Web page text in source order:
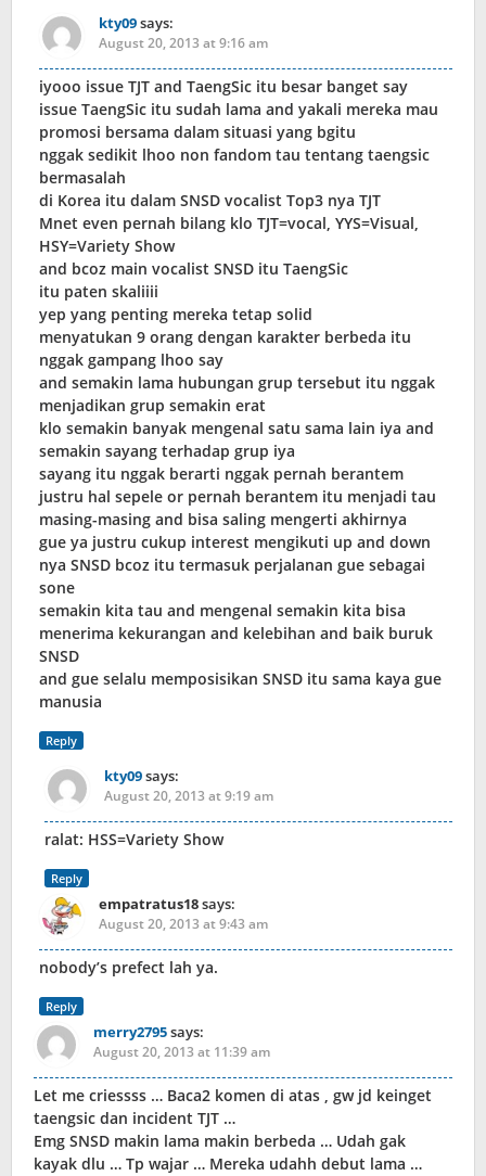
kty09says:
August 20, 2013 at 9:16 am
iyooo issue TJT and TaengSic itu besar banget say
issue TaengSic itu sudah lama and yakali mereka mau
promosi bersama dalam situasi yang bgitu
nggak sedikit lhoo non fandom tau tentang taengsic
bermasalah
di Korea itu dalam SNSD vocalist Top3 nya TJT
Mnet even pernah bilang klo TJT=vocal, YYS=Visual,
HSY=Variety Show
and bcoz main vocalist SNSD itu TaengSic
itu paten skaliiii
yep yang penting mereka tetap solid
menyatukan 9 orang dengan karakter berbeda itu
nggak gampang lhoo say
and semakin lama hubungan grup tersebut itu nggak
menjadikan grup semakin erat
klo semakin banyak mengenal satu sama lain iya and
semakin sayang terhadap grup iya
sayang itu nggak berarti nggak pernah berantem
justru hal sepele or pernah berantem itu menjadi tau
masing-masing and bisa saling mengerti akhirnya
gue ya justru cukup interest mengikuti up and down
nya SNSD bcoz itu termasuk perjalanan gue sebagai
sone
semakin kita tau and mengenal semakin kita bisa
menerima kekurangan and kelebihan and baik buruk
SNSD
and gue selalu memposisikan SNSD itu sama kaya gue
manusia
Reply
kty09says:
August 20, 2013 at 9:19 am
ralat: HSS=Variety Show
Reply
empatratus18says:
August 20, 2013 at 9:43 am
nobody’s prefect lah ya.
Reply
merry2795says:
August 20, 2013 at 11:39 am
Let me criessss … Baca2 komen di atas , gw jd keinget
taengsic dan incident TJT …
Emg SNSD makin lama makin berbeda … Udah gak
kayak dlu … Tp wajar … Mereka udahh debut lama …